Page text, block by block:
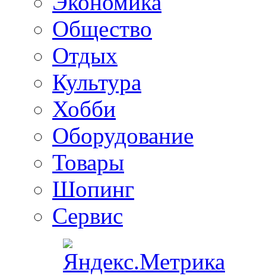
Общество
Отдых
Культура
Хобби
Оборудование
Товары
Шопинг
Сервис